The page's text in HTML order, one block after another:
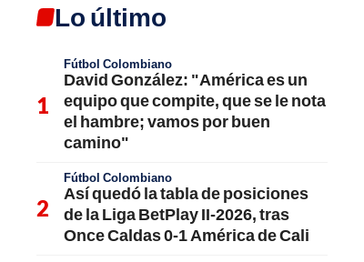
Lo último
Fútbol Colombiano
David González: "América es un
equipo que compite, que se le nota
el hambre; vamos por buen
camino"
Fútbol Colombiano
Así quedó la tabla de posiciones
de la Liga BetPlay II-2026, tras
Once Caldas 0-1 América de Cali